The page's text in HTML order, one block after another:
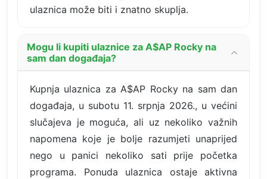
ulaznica može biti i znatno skuplja.
Mogu li kupiti ulaznice za A$AP Rocky na
sam dan događaja?
Kupnja ulaznica za A$AP Rocky na sam dan
događaja, u subotu 11. srpnja 2026., u većini
slučajeva je moguća, ali uz nekoliko važnih
napomena koje je bolje razumjeti unaprijed
nego u panici nekoliko sati prije početka
programa. Ponuda ulaznica ostaje aktivna